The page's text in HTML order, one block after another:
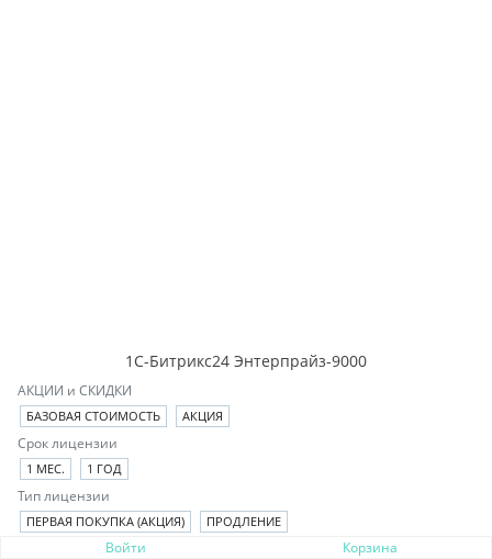
Войти Корзина
1С-Битрикс24 Энтерпрайз-9000
АКЦИИ и СКИДКИ
БАЗОВАЯ СТОИМОСТЬ АКЦИЯ
Срок лицензии
1 МЕС. 1 ГОД
Тип лицензии
ПЕРВАЯ ПОКУПКА (АКЦИЯ)
ПРОДЛЕНИЕ
ПЕРВАЯ ПОКУПКА ИЛИ ПРОДЛЕНИЕ